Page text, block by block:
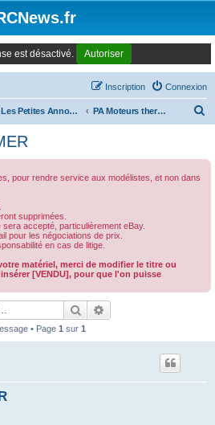
est désactivé. Autoriser
Connexion
Inscription
Les Petites Annonces Modernes PA Moteurs thermiques
pour rendre service aux modélistes, et non dans
supprimées.
sera accepté, particulièrement eBay.
pour les négociations de prix.
en cas de litige.
matériel, merci de modifier le titre ou
[VENDU], pour que l'on puisse
Rechercher
• Page 1 sur 1